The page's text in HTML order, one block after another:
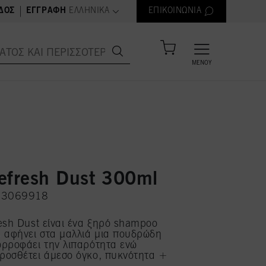
ΕΓΓΡΑΦΉ
text.language
ΕΛΛΗΝΙΚΆ ΕΠΙΚΟΙΝΩΝΊΑ
ΜΕΝΟΎ
Dust 300ml
3069918
Dust είναι ένα ξηρό shampoo
στα μαλλιά μια πουδρώδη
την λιπαρότητα ενώ
άμεσο όγκο, πυκνότητα +